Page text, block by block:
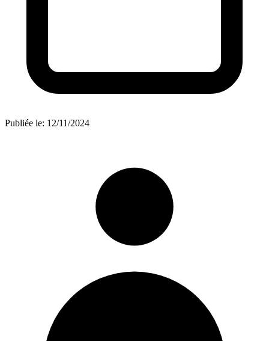
Publiée le: 12/11/2024